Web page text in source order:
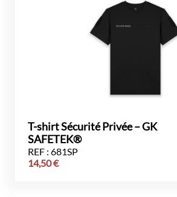
T-shirt Sécurité Privée – GK
SAFETEK®
REF : 681SP
14,50€